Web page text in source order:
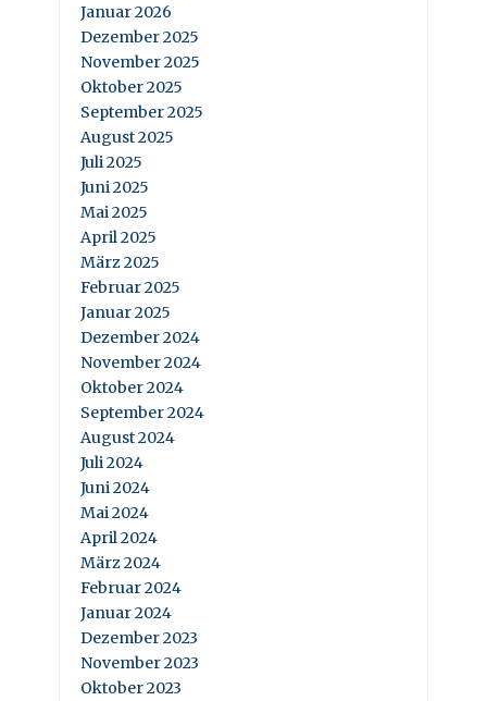
Januar 2026
Dezember 2025
November 2025
Oktober 2025
September 2025
August 2025
Juli 2025
Juni 2025
Mai 2025
April 2025
März 2025
Februar 2025
Januar 2025
Dezember 2024
November 2024
Oktober 2024
September 2024
August 2024
Juli 2024
Juni 2024
Mai 2024
April 2024
März 2024
Februar 2024
Januar 2024
Dezember 2023
November 2023
Oktober 2023